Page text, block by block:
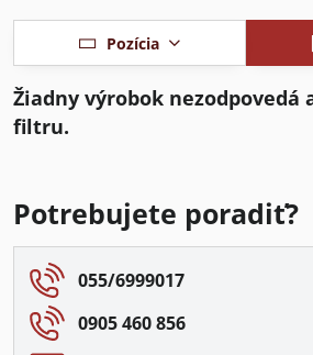
Pozícia
Potrebujete poradiť?
055/6999017
0905 460 856